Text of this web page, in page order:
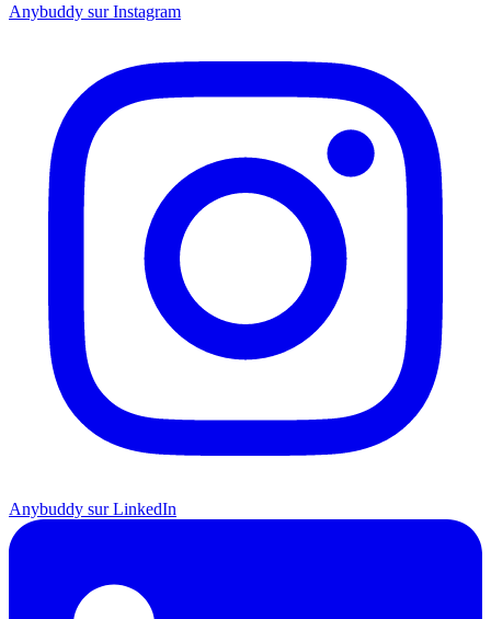
Anybuddy sur Instagram
Anybuddy sur LinkedIn